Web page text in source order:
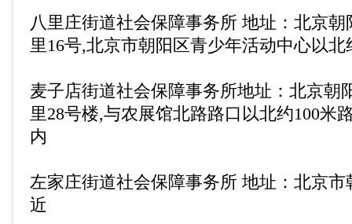
八里庄街道社会保障事务所 地址：北京
里16号,北京市朝阳区青少年活动中心以北
麦子店街道社会保障事务所地址：北京朝
里28号楼,与农展馆北路路口以北约100米
内
左家庄街道社会保障事务所 地址：北京
近